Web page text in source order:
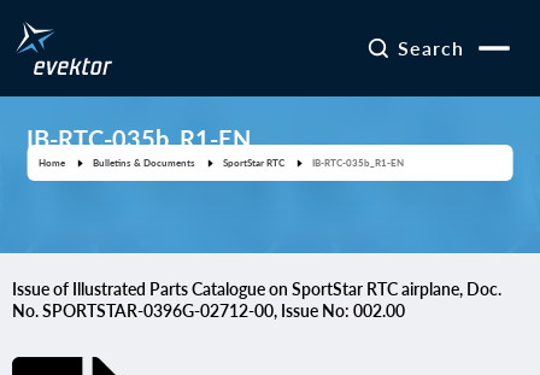
Search
IB-RTC-035b_R1-EN
Home Bulletins & Documents SportStar RTC IB-RTC-035b_R1-EN
Issue of Illustrated Parts Catalogue on SportStar RTC airplane, Doc.
No. SPORTSTAR-0396G-02712-00, Issue No: 002.00